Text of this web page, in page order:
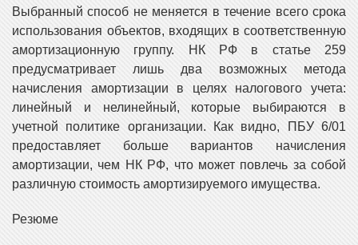
Выбранный способ не меняется в течение всего срока
использования объектов, входящих в соответственную
амортизационную группу. НК РФ в статье 259
предусматривает лишь два возможных метода
начисления амортизации в целях налогового учета:
линейный и нелинейный, которые выбираются в
учетной политике организации. Как видно, ПБУ 6/01
предоставляет больше вариантов начисления
амортизации, чем НК РФ, что может повлечь за собой
различную стоимость амортизируемого имущества.
Резюме